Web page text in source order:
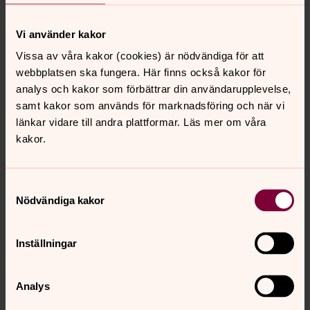
Vi använder kakor
Vissa av våra kakor (cookies) är nödvändiga för att
webbplatsen ska fungera. Här finns också kakor för
analys och kakor som förbättrar din användarupplevelse,
samt kakor som används för marknadsföring och när vi
länkar vidare till andra plattformar. Läs mer om våra
kakor.
Nödvändiga kakor
Inställningar
Analys
E-post:katinka.randin@svenskakyrkan.se